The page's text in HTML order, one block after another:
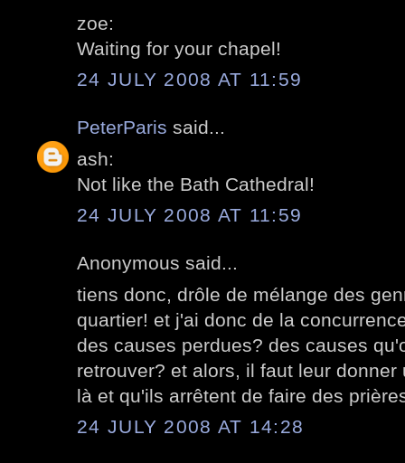
zoe:
Waiting for your chapel!
24 JULY 2008 AT 11:59
PeterParis said...
ash:
Not like the Bath Cathedral!
24 JULY 2008 AT 11:59
Anonymous said...
tiens donc, drôle de mélange des
quartier! et j'ai donc de la
des causes perdues? des causes
retrouver? et alors, il faut leur
là et qu'ils arrêtent de faire des
24 JULY 2008 AT 14:28